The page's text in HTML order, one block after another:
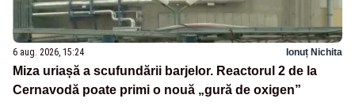
6 aug. 2026, 15:24 Ionuț Nichita
Miza uriașă a scufundării barjelor. Reactorul 2 de la
Cernavodă poate primi o nouă „gură de oxigen”